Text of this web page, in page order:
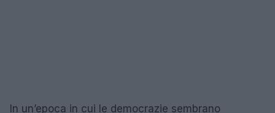
In un’epoca in cui le democrazie sembrano